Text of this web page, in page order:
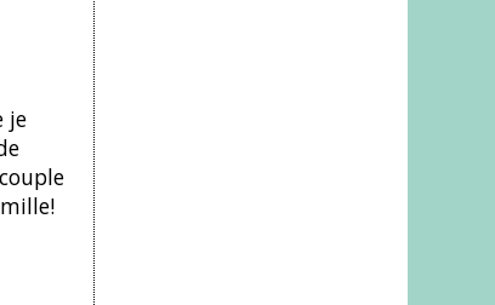
je